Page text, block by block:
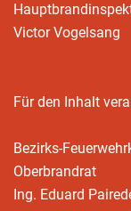
Victor Vogelsang
Für den Inhalt
Bezirks-
Oberbrandrat
Ing. Eduard